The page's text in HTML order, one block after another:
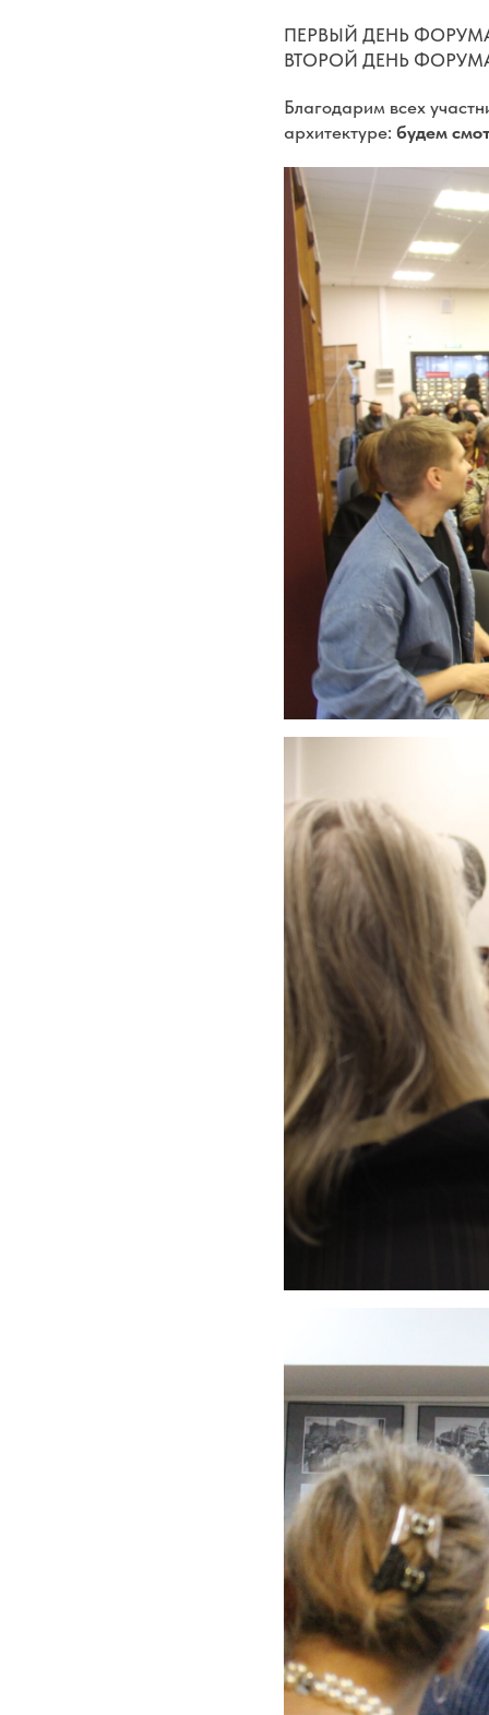
ПЕРВЫЙ ДЕНЬ
ВТОРОЙ ДЕНЬ
Благодарим всех
архитектуре: будем